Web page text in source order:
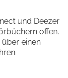
und Deezer
offen.
einen